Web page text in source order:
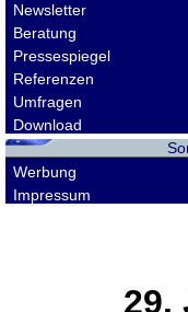
Newsletter
Beratung
Pressespiegel
Referenzen
Umfragen
Download
Werbung
Impressum
29.